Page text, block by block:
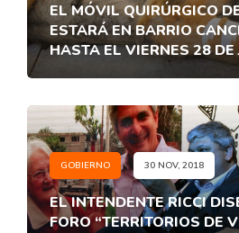
EL MÓVIL QUIRÚRGICO
ESTARÁ EN BARRIO
HASTA EL VIERNES 28 DE
GOBIERNO 30 NOV, 2018
EL INTENDENTE RICCI
FORO “TERRITORIOS DE